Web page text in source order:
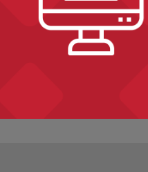
Projekty kulturalne i edukacyjne
Poeci-zesłańcy: Karol